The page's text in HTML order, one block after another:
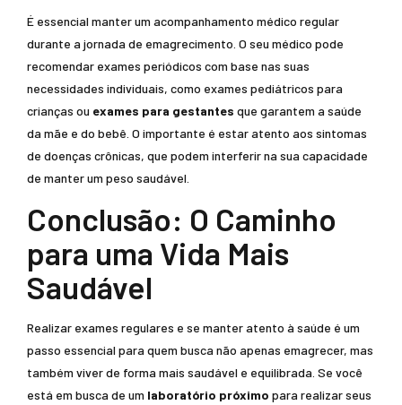
É essencial manter um acompanhamento médico regular
durante a jornada de emagrecimento. O seu médico pode
recomendar exames periódicos com base nas suas
necessidades individuais, como exames pediátricos para
crianças ou exames para gestantes que garantem a saúde
da mãe e do bebê. O importante é estar atento aos sintomas
de doenças crônicas, que podem interferir na sua capacidade
de manter um peso saudável.
Conclusão: O Caminho
para uma Vida Mais
Saudável
Realizar exames regulares e se manter atento à saúde é um
passo essencial para quem busca não apenas emagrecer, mas
também viver de forma mais saudável e equilibrada. Se você
está em busca de um laboratório próximo para realizar seus